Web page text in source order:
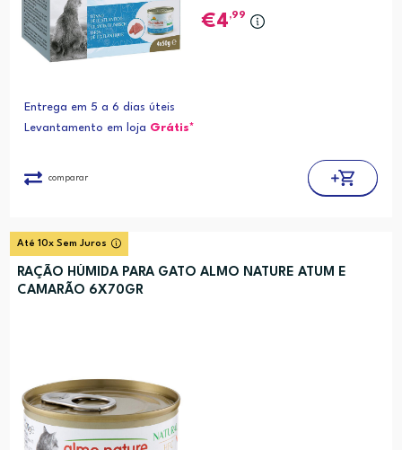
4,99
Entrega em 5 a 6 dias úteis
Levantamento em loja Grátis*
comparar
Até 10x Sem Juros
RAÇÃO HÚMIDA PARA GATO ALMO NATURE ATUM E
CAMARÃO 6X70GR